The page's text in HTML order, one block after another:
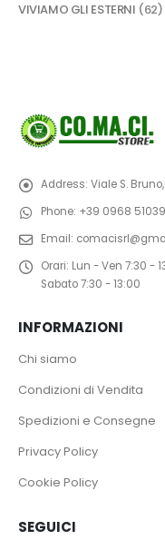
VIVIAMO GLI ESTERNI (62)
Address: Viale S.
Phone: +39 0968 51039
Email:
Orari: Lun - Ven 7:30 -
Sabato 7:30 - 13:00
INFORMAZIONI
Chi siamo
Condizioni di Vendita
Spedizioni e Consegne
Privacy Policy
Cookie Policy
SEGUICI